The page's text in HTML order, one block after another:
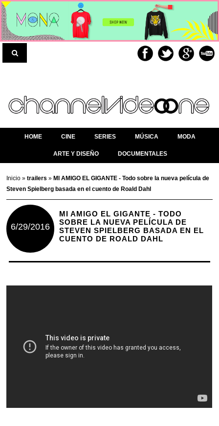
HOME CINE SERIES MÚSICA MODA
ARTE Y DISEÑO DOCUMENTALES
Inicio»trailers» MI AMIGO EL GIGANTE - Todo sobre la nueva película de
Steven Spielberg basada en el cuento de Roald Dahl
6/29/2016
MI AMIGO EL GIGANTE - TODO
SOBRE LA NUEVA PELÍCULA DE
STEVEN SPIELBERG BASADA EN EL
CUENTO DE ROALD DAHL